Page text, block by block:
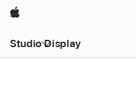
Apple
Studio Display